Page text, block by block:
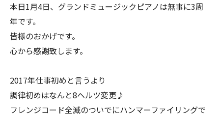
本日1月4日、グランドミュージックピアノは無事に3周
年です。
皆様のおかげです。
心から感謝致します。
2017年仕事初めと言うより
調律初めはなんと8ヘルツ変更♪
フレンジコード全滅のついでにハンマーファイリングで